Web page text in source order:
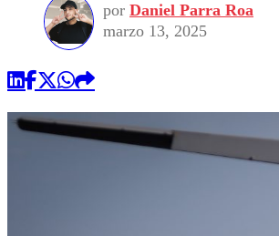
por Daniel Parra Roa
marzo 13, 2025